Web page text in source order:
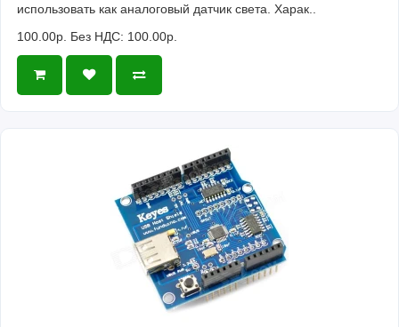
использовать как аналоговый датчик света. Харак..
100.00р. Без НДС: 100.00р.